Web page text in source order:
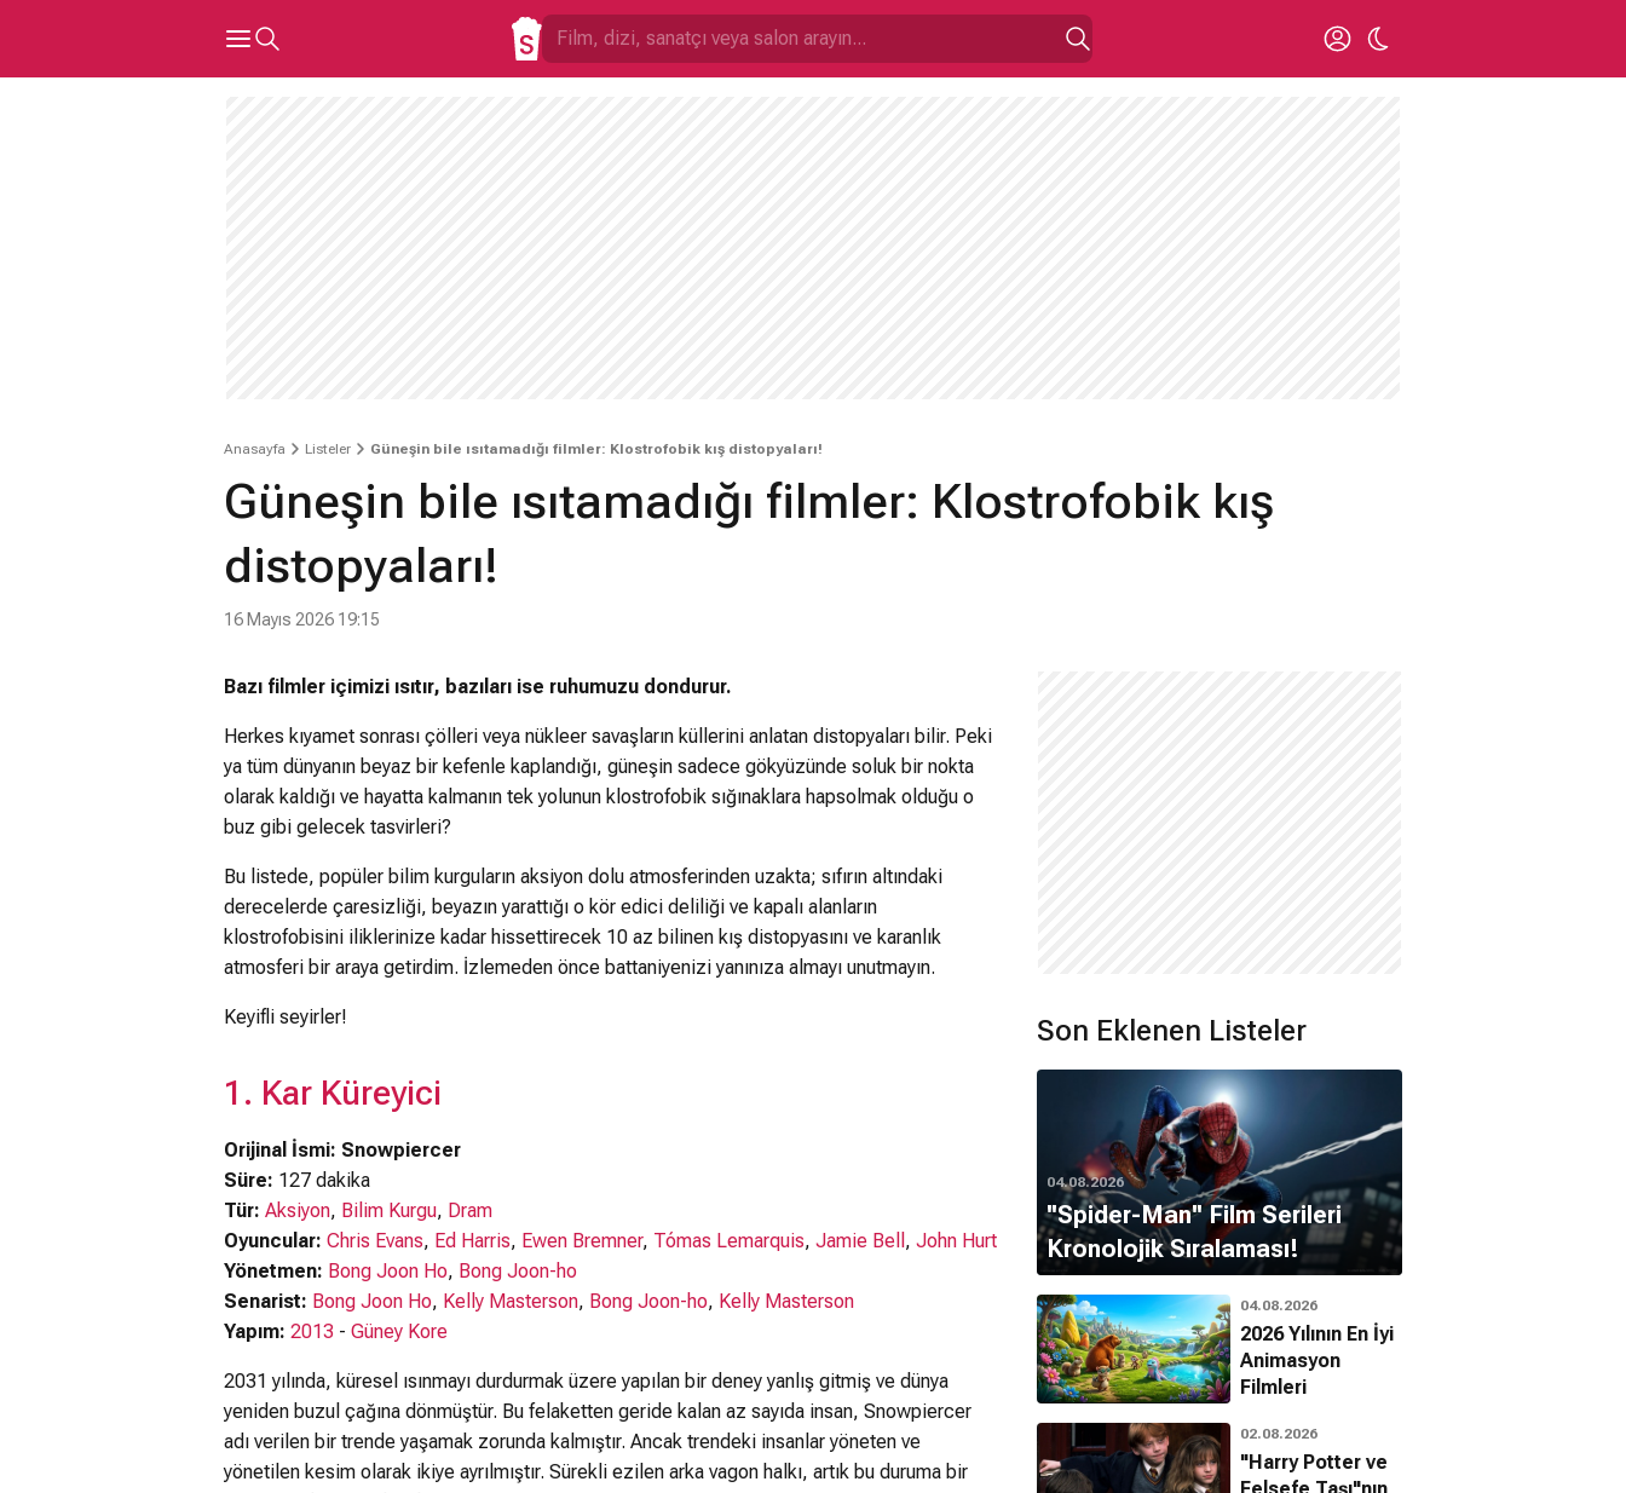
Anasayfa Listeler Güneşin bile ısıtamadığı filmler: Klostrofobik kış distopyaları!
Güneşin bile ısıtamadığı filmler: Klostrofobik kış
distopyaları!
16 Mayıs 2026 19:15
Bazı filmler içimizi ısıtır, bazıları ise ruhumuzu dondurur.
Herkes kıyamet sonrası çölleri veya nükleer savaşların küllerini anlatan distopyaları bilir. Peki
ya tüm dünyanın beyaz bir kefenle kaplandığı, güneşin sadece gökyüzünde soluk bir nokta
olarak kaldığı ve hayatta kalmanın tek yolunun klostrofobik sığınaklara hapsolmak olduğu o
buz gibi gelecek tasvirleri?
Bu listede, popüler bilim kurguların aksiyon dolu atmosferinden uzakta; sıfırın altındaki
derecelerde çaresizliği, beyazın yarattığı o kör edici deliliği ve kapalı alanların
klostrofobisini iliklerinize kadar hissettirecek 10 az bilinen kış distopyasını ve karanlık
atmosferi bir araya getirdim. İzlemeden önce battaniyenizi yanınıza almayı unutmayın.
Keyifli seyirler!
1. Kar Küreyici
Orijinal İsmi: Snowpiercer
Süre: 127 dakika
Tür: Aksiyon, Bilim Kurgu, Dram
Oyuncular: Chris Evans, Ed Harris, Ewen Bremner, Tómas Lemarquis, Jamie Bell , John Hurt
Yönetmen: Bong Joon Ho, Bong Joon-ho
Senarist: Bong Joon Ho, Kelly Masterson, Bong Joon-ho, Kelly Masterson
Yapım: 2013 - Güney Kore
2031 yılında, küresel ısınmayı durdurmak üzere yapılan bir deney yanlış gitmiş ve dünya
yeniden buzul çağına dönmüştür. Bu felaketten geride kalan az sayıda insan, Snowpiercer
adı verilen bir trende yaşamak zorunda kalmıştır. Ancak trendeki insanlar yöneten ve
yönetilen kesim olarak ikiye ayrılmıştır. Sürekli ezilen arka vagon halkı, artık bu duruma bir
Son Eklenen Listeler
04.08.2026
''Spider-Man'' Film Serileri
Kronolojik Sıralaması!
04.08.2026
2026 Yılının En İyi
Animasyon
Filmleri
02.08.2026
"Harry Potter ve